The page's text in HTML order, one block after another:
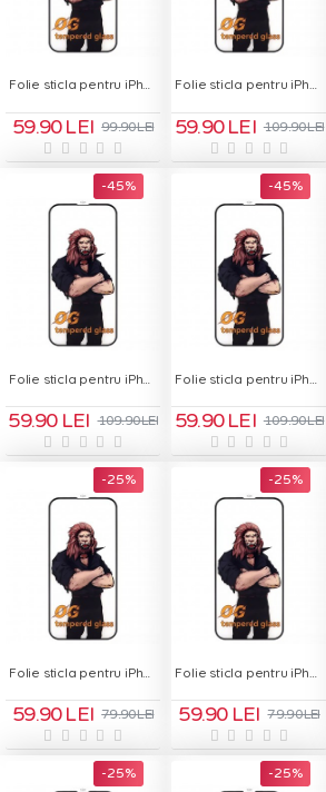
Folie sticla pentru iPhone 16 Pro Max - OG Green Glass
59.90 LEI 99.90 LEI
Folie sticla pentru iPhone 17 - OG Green Glass
59.90 LEI 109.90 LEI
-45 %
59.90 LEI 109.90 LEI
-45 %
59.90 LEI 109.90 LEI
-25 %
59.90 LEI 79.90 LEI
-25 %
59.90 LEI 79.90 LEI
-25 % -25 %